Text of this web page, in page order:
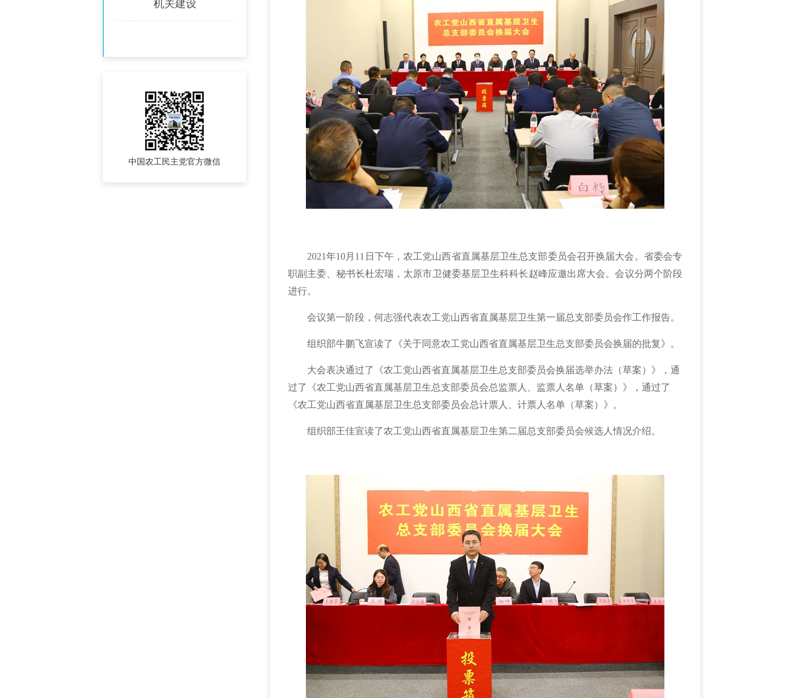
机关建设
中国农工民主党官方微信
2021年10月11日下午，农工党山西省直属基层卫生总支部委员会召开换届大会。省委会专
职副主委、秘书长杜宏瑞，太原市卫健委基层卫生科科长赵峰应邀出席大会。会议分两个阶段
进行。
会议第一阶段，何志强代表农工党山西省直属基层卫生第一届总支部委员会作工作报告。
组织部牛鹏飞宣读了 《关于同意农工党山西省直属基层卫生总支部委员会换届的批复》 。
大会表决通过了《农工党山西省直属基层卫生总支部委员会换届选举办法（草案） 》，通
过了《农工党山西省直属基层卫生总支部委员会总监票人、监票人名单（草案）》，通过了
《农工党山西省直属基层卫生总支部委员会总计票人、计票人名单（草案）》。
组织部王佳宣读了农工党山西省直属基层卫生第二届总支部委员会候选人情况介绍。